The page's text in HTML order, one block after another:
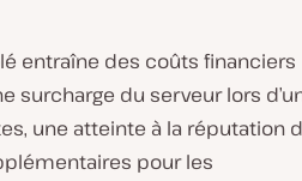
entraîne des coûts financiers
surcharge du serveur lors
une atteinte à la réputation
pour les